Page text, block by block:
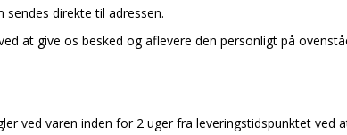
direkte til adressen.
at give os besked og aflevere den personligt på
ved varen inden for 2 uger fra leveringstidspunktet